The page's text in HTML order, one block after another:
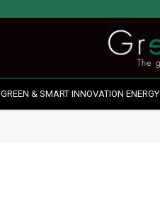
GREEN & SMART INNOVATION ENERGY